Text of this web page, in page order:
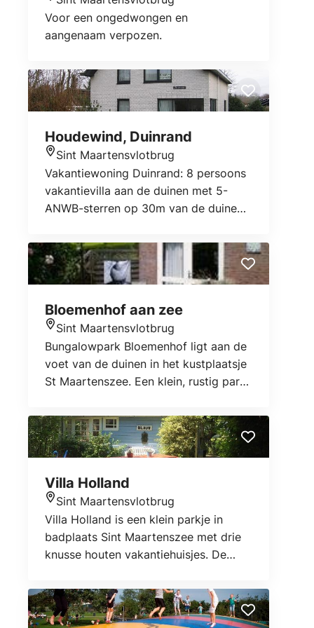
Locatie
Voor een ongedwongen en
aangenaam verpozen.
Houdewind, Duinrand
Locatie
Sint Maartensvlotbrug
Vakantiewoning Duinrand: 8 persoons
vakantievilla aan de duinen met 5-
ANWB-sterren op 30m van de duinen.
met zithoek bij de open haard en
flatscreen-tv, een theehoekje met
uitzicht op de duinen, een grote
gemakken voorzien. Eigen gratis WiFi.
Op de eerste etage: vier slaapkamers,
twee badkamers en apart toilet. Twee
slaapkamers hebben 2-persoons bed
en de andere slaapkamers ieder twee
heeft ligbad en twee wastafels, de
andere een douche en één wastafel.
Bloemenhof aan zee
Locatie
Sint Maartensvlotbrug
Bungalowpark Bloemenhof ligt aan de
voet van de duinen in het kustplaatsje
St Maartenszee. Een klein, rustig park,
kinderen, grenzend aan de
bollenvelden en de brede duinenrij van
St Maartenszee.
Villa Holland
Locatie
Sint Maartensvlotbrug
Villa Holland is een klein parkje in
badplaats Sint Maartenszee met drie
knusse houten vakantiehuisjes. De
brocante & folklore met een dikke
knipoog naar Hollandse kitsch. Beleef
de romantiek & charme van